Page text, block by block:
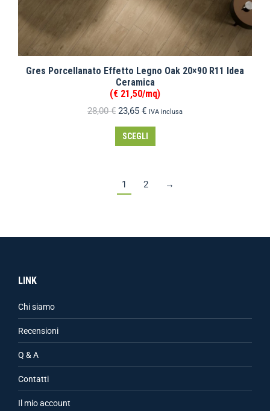
Gres Porcellanato Effetto Legno Oak 20×90 R11 Idea
Ceramica
(€ 21,50/mq)
28,00€ 23,65 € IVA inclusa
SCEGLI
1 2 →
LINK
Chi siamo
Recensioni
Q & A
Contatti
Il mio account